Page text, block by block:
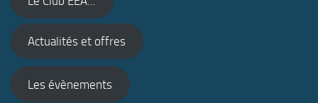
Actualités et offres
Les évènements